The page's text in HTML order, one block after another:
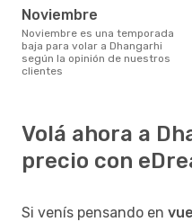
noviembre
noviembre es una temporada
baja para volar a Dhangarhi
según la opinión de nuestros
clientes
Volá ahora a
precio con
Si venís pensando en